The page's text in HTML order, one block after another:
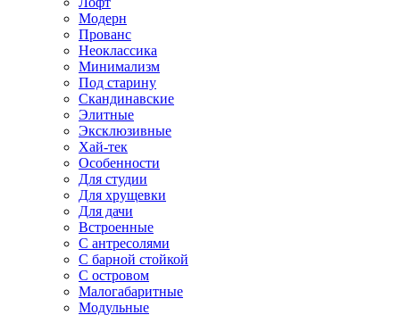
Модерн
Прованс
Неоклассика
Минимализм
Под старину
Скандинавские
Элитные
Эксклюзивные
Хай-тек
Особенности
Для студии
Для хрущевки
Для дачи
Встроенные
С антресолями
С барной стойкой
С островом
Малогабаритные
Модульные